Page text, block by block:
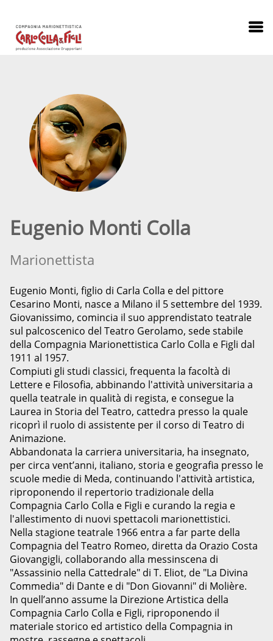
Eugenio Monti Colla
Marionettista
Eugenio Monti, figlio di Carla Colla e del pittore
Cesarino Monti, nasce a Milano il 5 settembre del 1939.
Giovanissimo, comincia il suo apprendistato teatrale
sul palcoscenico del Teatro Gerolamo, sede stabile
della Compagnia Marionettistica Carlo Colla e Figli dal
1911 al 1957.
Compiuti gli studi classici, frequenta la facoltà di
Lettere e Filosofia, abbinando l'attività universitaria a
quella teatrale in qualità di regista, e consegue la
Laurea in Storia del Teatro, cattedra presso la quale
ricoprì il ruolo di assistente per il corso di Teatro di
Animazione.
Abbandonata la carriera universitaria, ha insegnato,
per circa vent’anni, italiano, storia e geografia presso le
scuole medie di Meda, continuando l'attività artistica,
riproponendo il repertorio tradizionale della
Compagnia Carlo Colla e Figli e curando la regia e
l'allestimento di nuovi spettacoli marionettistici.
Nella stagione teatrale 1966 entra a far parte della
Compagnia del Teatro Romeo, diretta da Orazio Costa
Giovangigli, collaborando alla messinscena di
"Assassinio nella Cattedrale" di T. Eliot, de "La Divina
Commedia" di Dante e di "Don Giovanni" di Molière.
In quell’anno assume la Direzione Artistica della
Compagnia Carlo Colla e Figli, riproponendo il
materiale storico ed artistico della Compagnia in